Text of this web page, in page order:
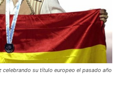
celebrando su título europeo el pasado año